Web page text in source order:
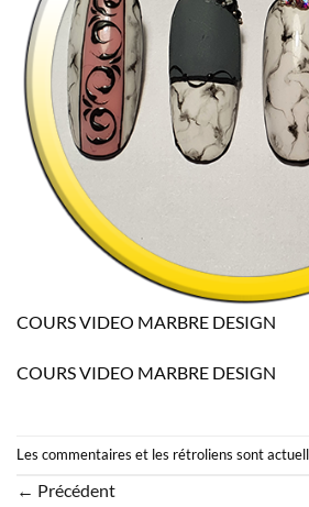
COURS VIDEO MARBRE DESIGN
COURS VIDEO MARBRE DESIGN
Les commentaires et les rétroliens sont
← Précédent